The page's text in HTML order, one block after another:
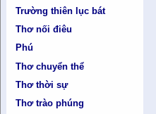
Trường thiên lục bát
Thơ nối điêu
Phú
Thơ chuyển thể
Thơ thời sự
Thơ trào phúng